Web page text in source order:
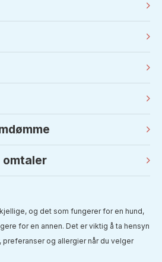
og det som fungerer for en hund,
for en annen. Det er viktig å ta hensyn
og allergier når du velger